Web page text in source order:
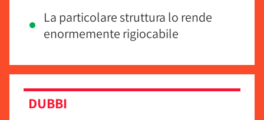
La particolare struttura lo rende
enormemente rigiocabile
DUBBI